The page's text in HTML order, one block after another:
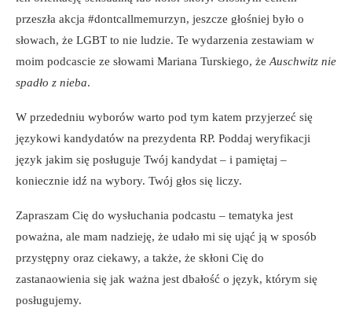
przeszła akcja #dontcallmemurzyn, jeszcze głośniej było o
słowach, że LGBT to nie ludzie. Te wydarzenia zestawiam w
moim podcascie ze słowami Mariana Turskiego, że Auschwitz nie
spadło z nieba.
W przededniu wyborów warto pod tym katem przyjerzeć się
językowi kandydatów na prezydenta RP. Poddaj weryfikacji
język jakim się posługuje Twój kandydat – i pamiętaj –
koniecznie idź na wybory. Twój głos się liczy.
Zapraszam Cię do wysłuchania podcastu – tematyka jest
poważna, ale mam nadzieję, że udało mi się ująć ją w sposób
przystępny oraz ciekawy, a także, że skłoni Cię do
zastanaowienia się jak ważna jest dbałość o język, którym się
posługujemy.